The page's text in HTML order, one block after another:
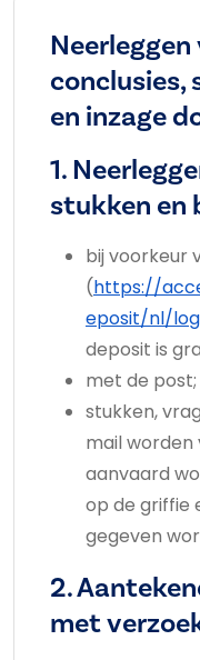
conclusies,
en inzage
1.
stukken en
bij voorkeur
(https://
eposit/nl/
deposit is
met de post;
stukken,
mail worden
aanvaard
op de griffie
gegeven
2.
met